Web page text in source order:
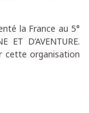
la France au 5°
ET D’AVENTURE.
cette organisation